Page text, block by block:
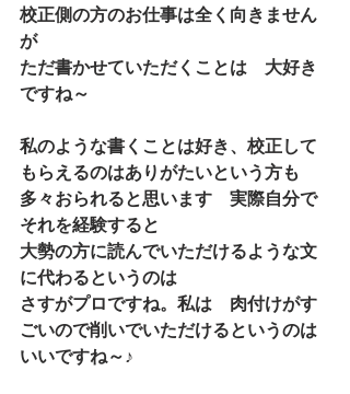
校正側の方のお仕事は全く向きません
が
ただ書かせていただくことは　大好き
ですね～
私のような書くことは好き、校正して
もらえるのはありがたいという方も
多々おられると思います　実際自分で
それを経験すると
大勢の方に読んでいただけるような文
に代わるというのは
さすがプロですね。私は　肉付けがす
ごいので削いでいただけるというのは
いいですね～♪